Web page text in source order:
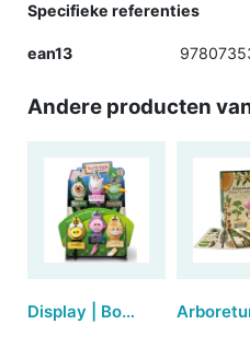
Specifieke referenties
ean13
Andere producten
Display | Book-Tails Bookmarks (36 stuks)